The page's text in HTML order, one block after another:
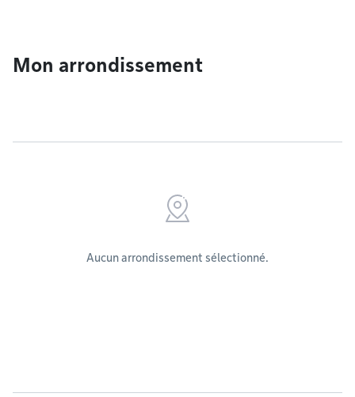
Mon arrondissement
Aucun arrondissement sélectionné.